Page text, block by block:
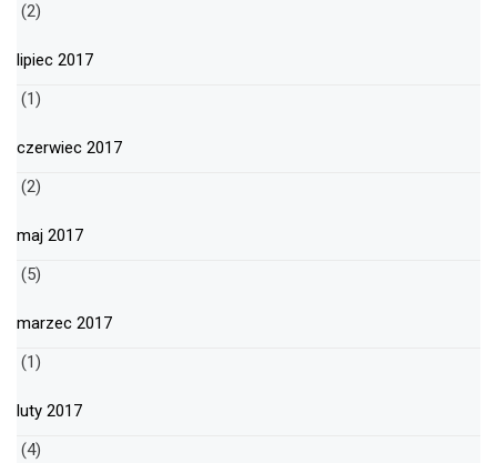
(2)
lipiec 2017
(1)
czerwiec 2017
(2)
maj 2017
(5)
marzec 2017
(1)
luty 2017
(4)